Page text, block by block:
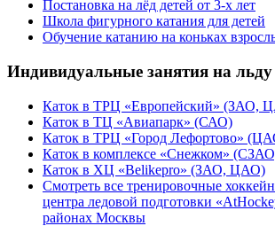
Постановка на лёд детей от 3-х лет
Школа фигурного катания для детей
Обучение катанию на коньках
Индивидуальные занятия на льду
Каток в ТРЦ «Европейский» (ЗАО,
Каток в ТЦ «Авиапарк» (САО)
Каток в ТРЦ «Город Лефортово»
Каток в комплексе «Снежком»
Каток в ХЦ «Belikepro» (ЗАО, ЦАО)
Смотреть все тренировочные
центра ледовой подготовки
районах Москвы